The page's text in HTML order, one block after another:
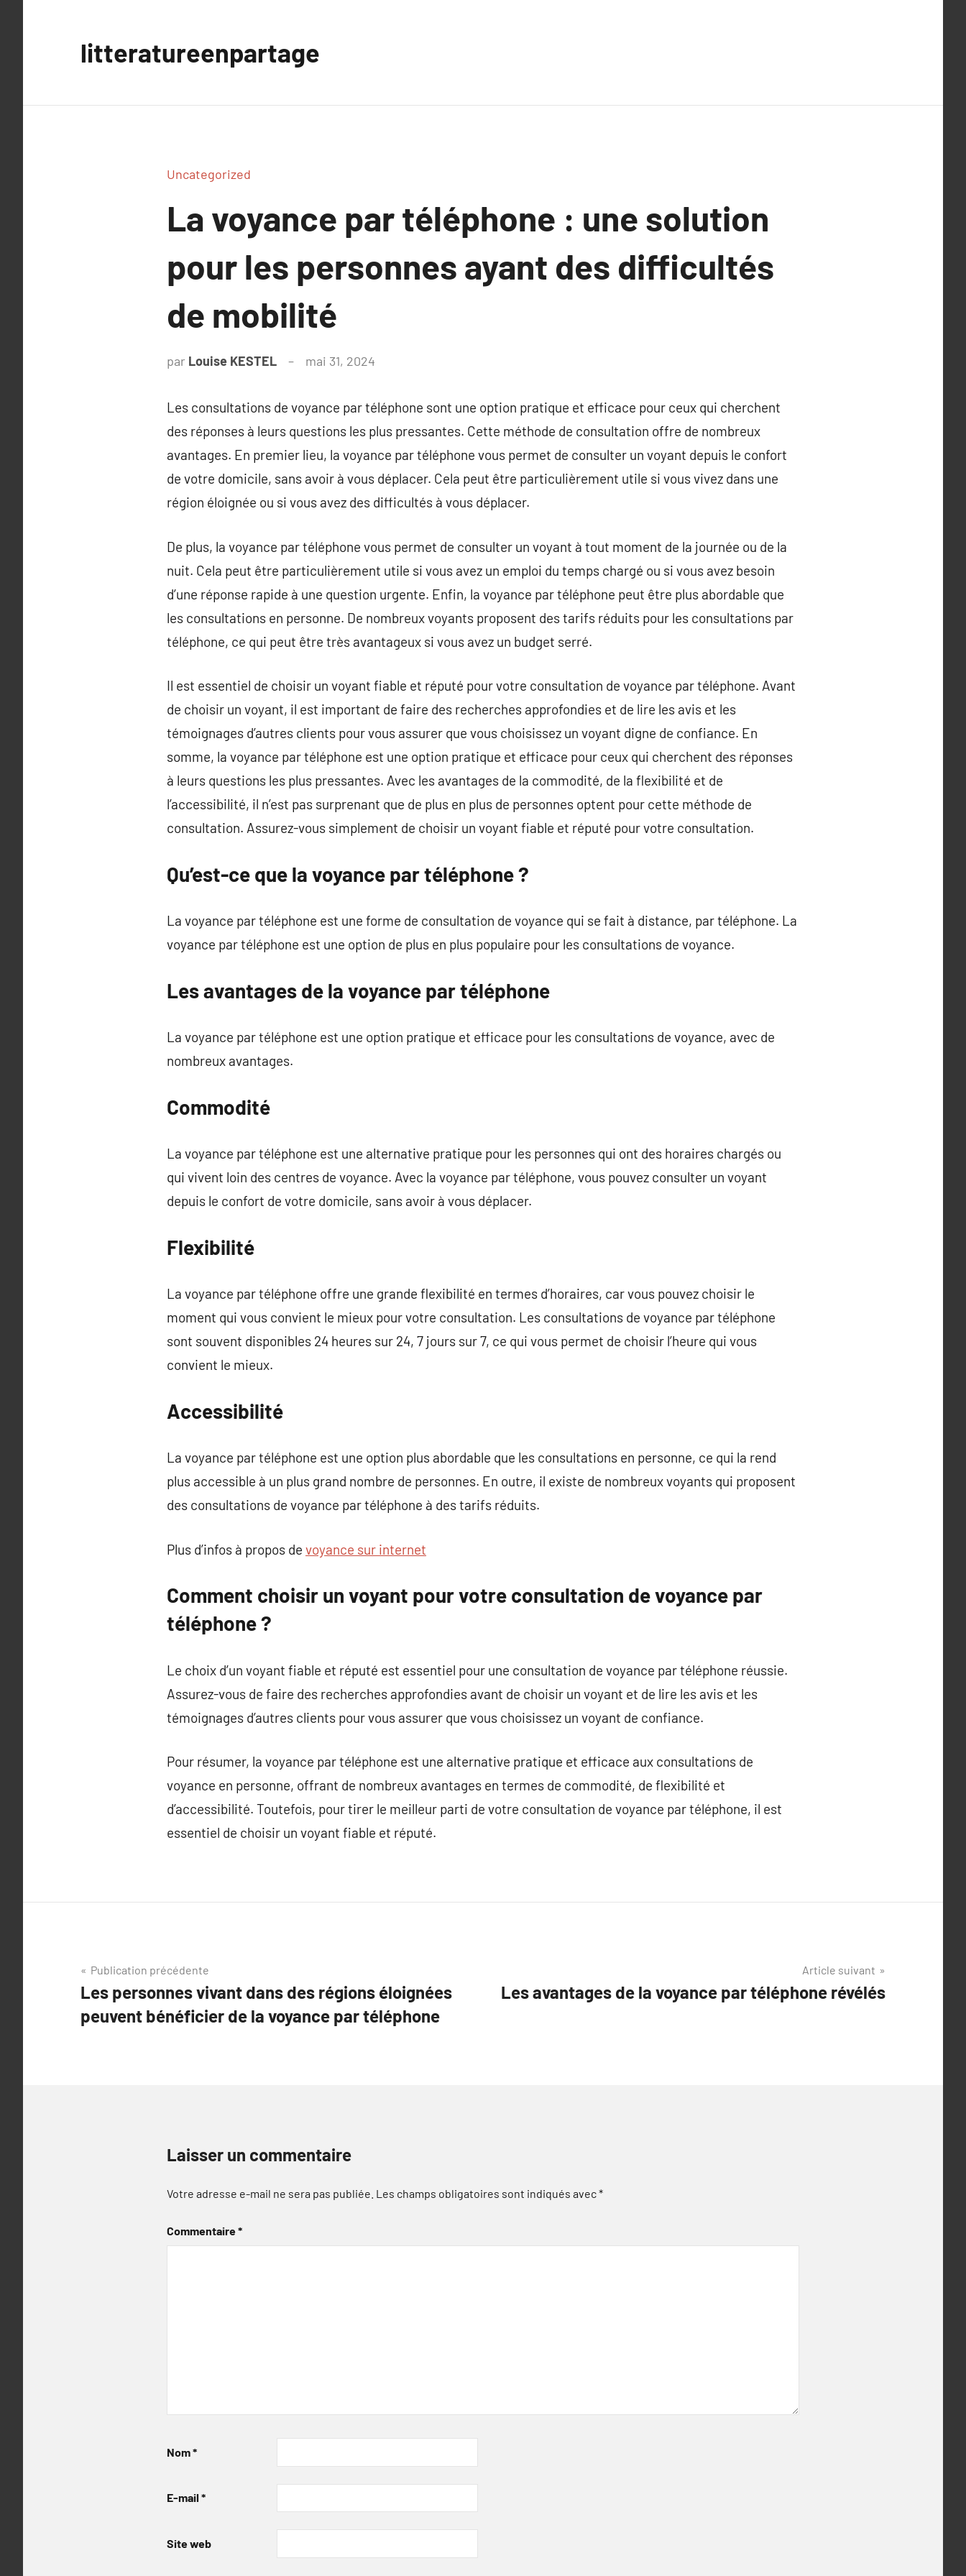
litteratureenpartage
Uncategorized
La voyance par téléphone : une solution
pour les personnes ayant des difficultés
de mobilité
par Louise KESTEL mai 31, 2024
Les consultations de voyance par téléphone sont une option pratique et efficace pour ceux qui cherchent
des réponses à leurs questions les plus pressantes. Cette méthode de consultation offre de nombreux
avantages. En premier lieu, la voyance par téléphone vous permet de consulter un voyant depuis le confort
de votre domicile, sans avoir à vous déplacer. Cela peut être particulièrement utile si vous vivez dans une
région éloignée ou si vous avez des difficultés à vous déplacer.
De plus, la voyance par téléphone vous permet de consulter un voyant à tout moment de la journée ou de la
nuit. Cela peut être particulièrement utile si vous avez un emploi du temps chargé ou si vous avez besoin
d’une réponse rapide à une question urgente. Enfin, la voyance par téléphone peut être plus abordable que
les consultations en personne. De nombreux voyants proposent des tarifs réduits pour les consultations par
téléphone, ce qui peut être très avantageux si vous avez un budget serré.
Il est essentiel de choisir un voyant fiable et réputé pour votre consultation de voyance par téléphone. Avant
de choisir un voyant, il est important de faire des recherches approfondies et de lire les avis et les
témoignages d’autres clients pour vous assurer que vous choisissez un voyant digne de confiance. En
somme, la voyance par téléphone est une option pratique et efficace pour ceux qui cherchent des réponses
à leurs questions les plus pressantes. Avec les avantages de la commodité, de la flexibilité et de
l’accessibilité, il n’est pas surprenant que de plus en plus de personnes optent pour cette méthode de
consultation. Assurez-vous simplement de choisir un voyant fiable et réputé pour votre consultation.
Qu’est-ce que la voyance par téléphone ?
La voyance par téléphone est une forme de consultation de voyance qui se fait à distance, par téléphone. La
voyance par téléphone est une option de plus en plus populaire pour les consultations de voyance.
Les avantages de la voyance par téléphone
La voyance par téléphone est une option pratique et efficace pour les consultations de voyance, avec de
nombreux avantages.
Commodité
La voyance par téléphone est une alternative pratique pour les personnes qui ont des horaires chargés ou
qui vivent loin des centres de voyance. Avec la voyance par téléphone, vous pouvez consulter un voyant
depuis le confort de votre domicile, sans avoir à vous déplacer.
Flexibilité
La voyance par téléphone offre une grande flexibilité en termes d’horaires, car vous pouvez choisir le
moment qui vous convient le mieux pour votre consultation. Les consultations de voyance par téléphone
sont souvent disponibles 24 heures sur 24, 7 jours sur 7, ce qui vous permet de choisir l’heure qui vous
convient le mieux.
Accessibilité
La voyance par téléphone est une option plus abordable que les consultations en personne, ce qui la rend
plus accessible à un plus grand nombre de personnes. En outre, il existe de nombreux voyants qui proposent
des consultations de voyance par téléphone à des tarifs réduits.
Plus d’infos à propos de voyance sur internet
Comment choisir un voyant pour votre consultation de voyance par
téléphone ?
Le choix d’un voyant fiable et réputé est essentiel pour une consultation de voyance par téléphone réussie.
Assurez-vous de faire des recherches approfondies avant de choisir un voyant et de lire les avis et les
témoignages d’autres clients pour vous assurer que vous choisissez un voyant de confiance.
Pour résumer, la voyance par téléphone est une alternative pratique et efficace aux consultations de
voyance en personne, offrant de nombreux avantages en termes de commodité, de flexibilité et
d’accessibilité. Toutefois, pour tirer le meilleur parti de votre consultation de voyance par téléphone, il est
essentiel de choisir un voyant fiable et réputé.
Navigation
de
l’article
Publication précédente
Les personnes vivant dans des régions éloignées
peuvent bénéficier de la voyance par téléphone
Article suivant
Les avantages de la voyance par téléphone révélés
Laisser un commentaire
Votre adresse e-mail ne sera pas publiée. Les champs obligatoires sont indiqués avec*
Commentaire*
Nom*
E-mail *
Site web